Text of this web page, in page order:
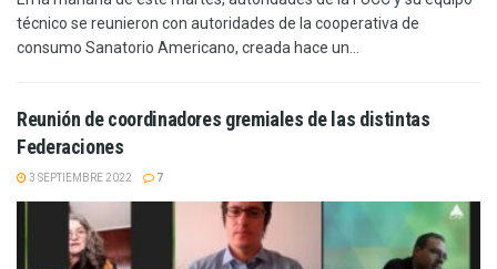
técnico se reunieron con autoridades de la cooperativa de
consumo Sanatorio Americano, creada hace un...
Reunión de coordinadores gremiales de las distintas
Federaciones
3 SEPTIEMBRE 2022 7